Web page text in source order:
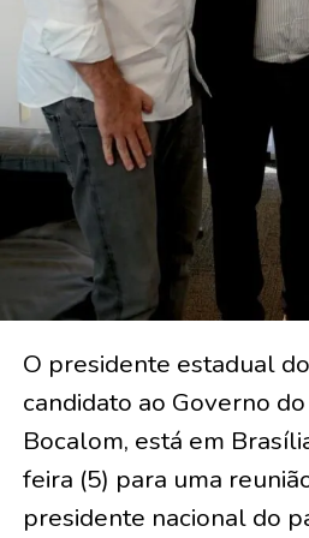
O presidente estadual
candidato ao Governo
Bocalom, está em
feira (5) para uma
presidente nacional do